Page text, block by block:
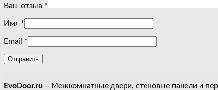
Ваш отзыв *
Имя *
Email *
EvoDoor.ru – Межкомнатные двери, стеновые панели и